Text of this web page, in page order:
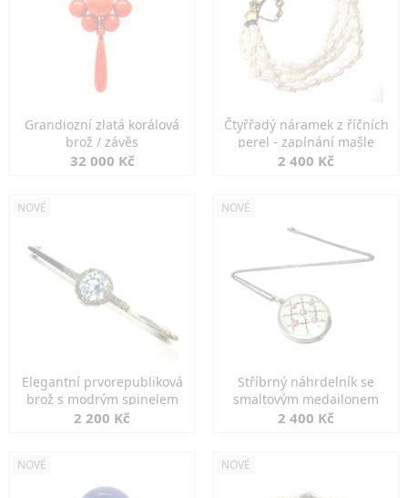
Grandiozní zlatá korálová
brož / závěs
32 000 Kč
Čtyřřadý náramek z říčních
perel - zapínání mašle
2 400 Kč
NOVÉ
Elegantní prvorepubliková
brož s modrým spinelem
2 200 Kč
NOVÉ
Stříbrný náhrdelník se
smaltovým medailonem
2 400 Kč
NOVÉ NOVÉ